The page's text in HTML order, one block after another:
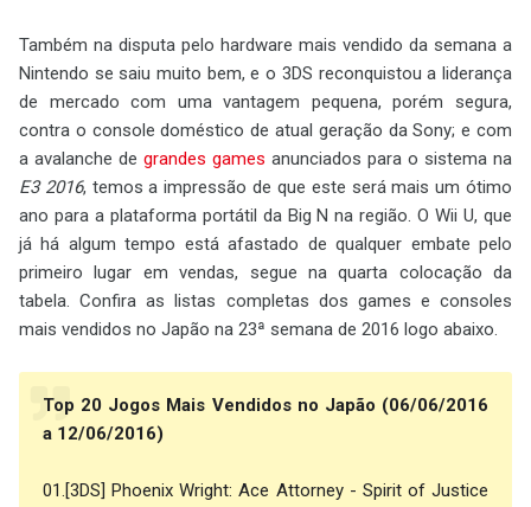
Também na disputa pelo hardware mais vendido da semana a
Nintendo se saiu muito bem, e o 3DS reconquistou a liderança
de mercado com uma vantagem pequena, porém segura,
contra o console doméstico de atual geração da Sony; e com
a avalanche de grandes games anunciados para o sistema na
E3 2016, temos a impressão de que este será mais um ótimo
ano para a plataforma portátil da Big N na região. O Wii U, que
já há algum tempo está afastado de qualquer embate pelo
primeiro lugar em vendas, segue na quarta colocação da
tabela. Confira as listas completas dos games e consoles
mais vendidos no Japão na 23ª semana de 2016 logo abaixo.
Top 20 Jogos Mais Vendidos no Japão (06/06/2016
a 12/06/2016)
01.[3DS] Phoenix Wright: Ace Attorney - Spirit of Justice